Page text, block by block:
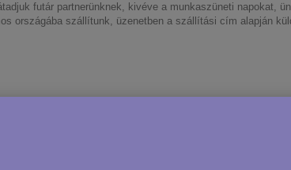
futár partnerünknek, kivéve a munkaszüneti napokat,
országába szállítunk, üzenetben a szállítási cím alapján
ezért kérjük, vegye fel velünk a kapcsolatot.